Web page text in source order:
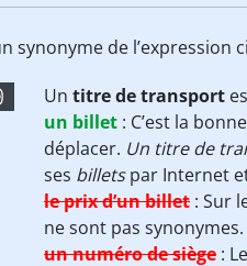
synonyme de l’expression
Un titre de transport
un billet : C’est la
déplacer. Un titre de
ses billetspar Internet
le prix d’un billet : Sur
ne sont pas synonymes.
un numéro de siège : Le